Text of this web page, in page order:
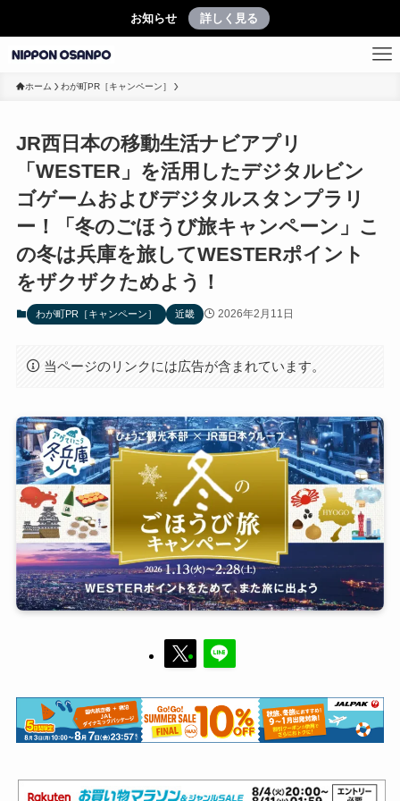
お知らせ 詳しく見る
ホーム わが町PR［キャンペーン］
JR西日本の移動生活ナビアプリ
「WESTER」を活用したデジタルビン
ゴゲームおよびデジタルスタンプラリ
ー！「冬のごほうび旅キャンペーン」こ
の冬は兵庫を旅してWESTERポイント
をザクザクためよう！
わが町PR［キャンペーン］ 近畿 2026年2月11日
当ページのリンクには広告が含まれています。